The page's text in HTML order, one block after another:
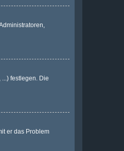
festlegen. Die
er das Problem